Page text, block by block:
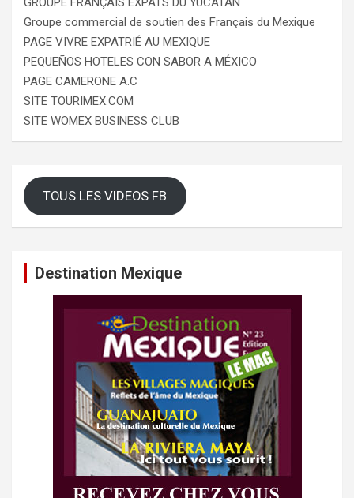
Groupe commercial de soutien des Français du Mexique
PAGE VIVRE EXPATRIÉ AU MEXIQUE
PEQUEÑOS HOTELES CON SABOR A MÉXICO
PAGE CAMERONE A.C
SITE TOURIMEX.COM
SITE WOMEX BUSINESS CLUB
TOUS LES VIDEOS FB
Destination Mexique